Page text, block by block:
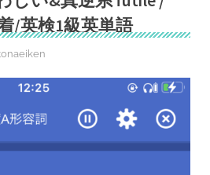
/英検1級英単語